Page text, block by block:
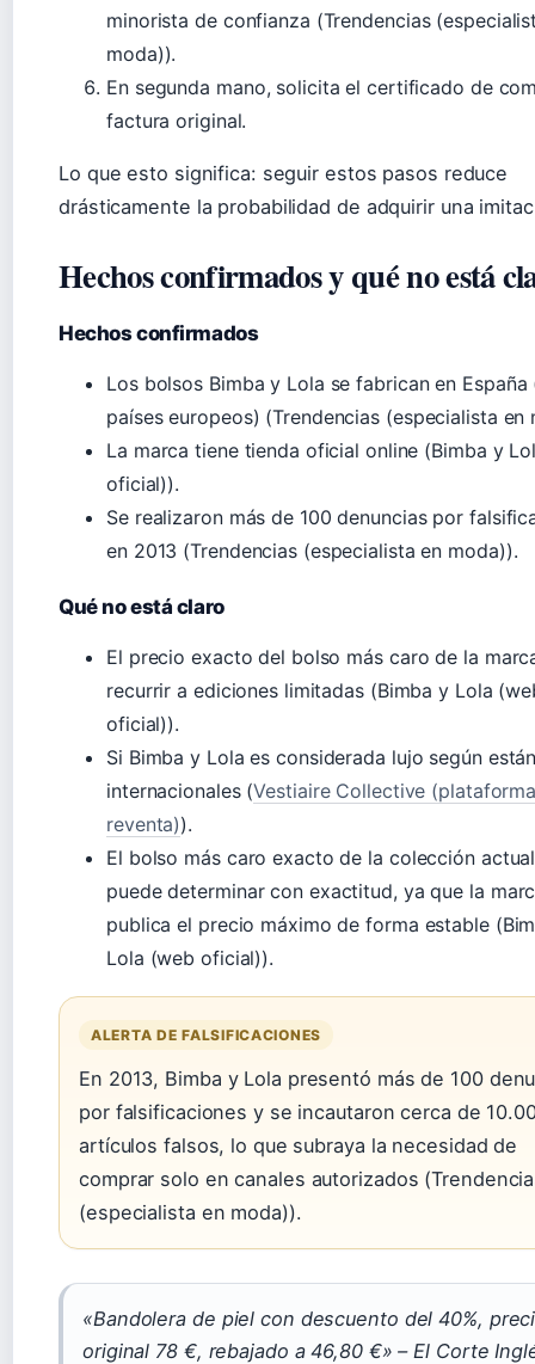
minorista de confianza (Trendencias
moda)).
En segunda mano, solicita el certificado de
factura original.
Lo que esto significa: seguir estos pasos reduce
drásticamente la probabilidad de adquirir una
Hechos confirmados y qué no está
Hechos confirmados
Los bolsos Bimba y Lola se fabrican en
países europeos) (Trendencias (especialista en
La marca tiene tienda oficial online (Bimba y
oficial)).
Se realizaron más de 100 denuncias por
en 2013 (Trendencias (especialista en moda)).
Qué no está claro
El precio exacto del bolso más caro de la
recurrir a ediciones limitadas (Bimba y Lola
oficial)).
Si Bimba y Lola es considerada lujo según
internacionales (Vestiaire Collective
reventa)).
El bolso más caro exacto de la colección
puede determinar con exactitud, ya que la
publica el precio máximo de forma estable
Lola (web oficial)).
ALERTA DE FALSIFICACIONES
En 2013, Bimba y Lola presentó más de 100
por falsificaciones y se incautaron cerca de
artículos falsos, lo que subraya la necesidad de
comprar solo en canales autorizados
(especialista en moda)).
«Bandolera de piel con descuento del 40%,
original 78 €, rebajado a 46,80 €» – El Corte